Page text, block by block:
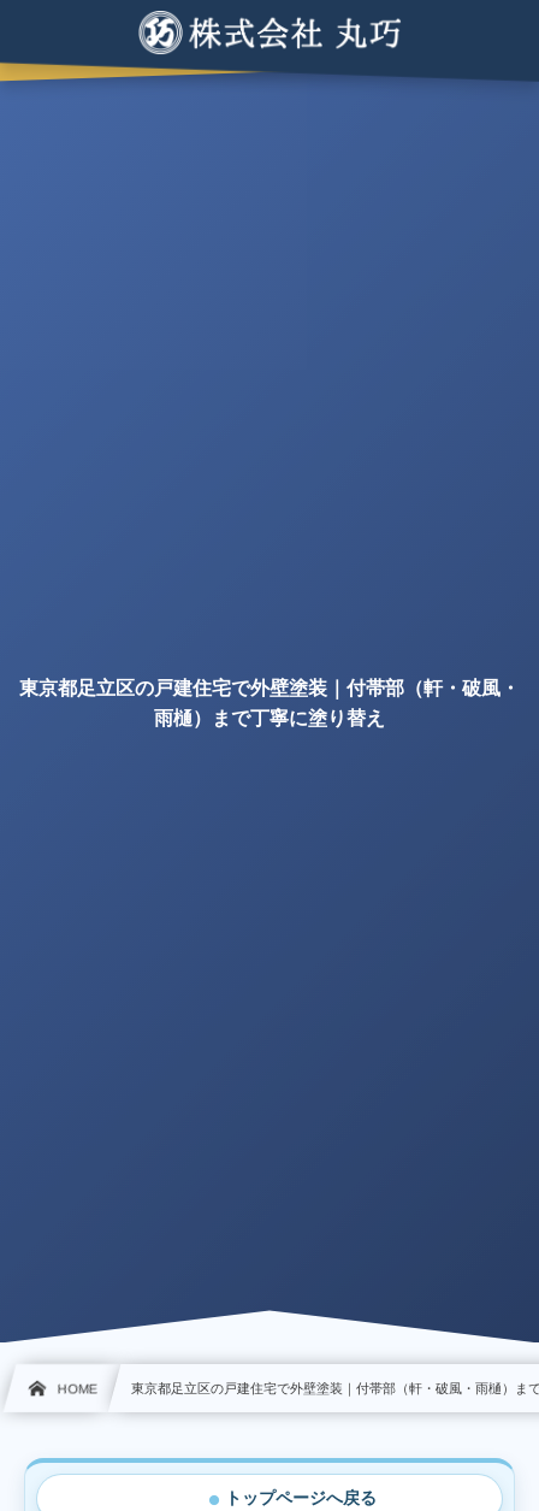
東京都足立区の戸建住宅で外壁塗装｜付帯部（軒・破風・
雨樋）まで丁寧に塗り替え
HOME 東京都足立区の戸建住宅で外壁塗装｜付帯部（軒・破風・雨樋）ま
● トップページへ戻る